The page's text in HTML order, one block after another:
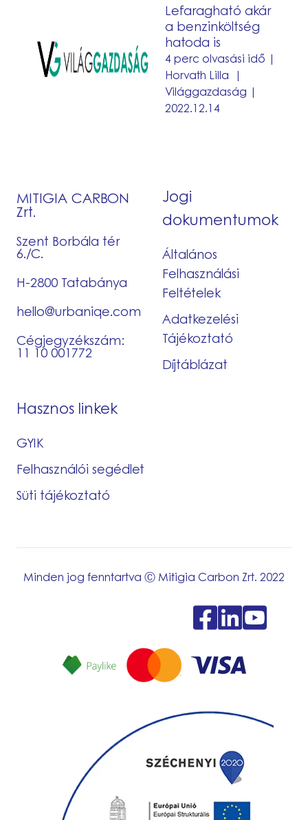
Lefaragható akár
a benzinköltség
hatoda is
4 perc olvasási idő |
Horvath Lilla |
Világgazdaság |
2022.12.14
benzinköltség
hatoda
MITIGIA CARBON
Zrt.
Szent Borbála tér
6./C.
H-2800 Tatabánya
hello@urbaniqe.com
Cégjegyzékszám:
11 10 001772
Jogi
dokumentumok
Általános
Felhasználási
Feltételek
Adatkezelési
Tájékoztató
Díjtáblázat
Hasznos linkek
GYIK
Felhasználói segédlet
Süti tájékoztató
Minden jog fenntartva Ⓒ Mitigia Carbon Zrt. 2022